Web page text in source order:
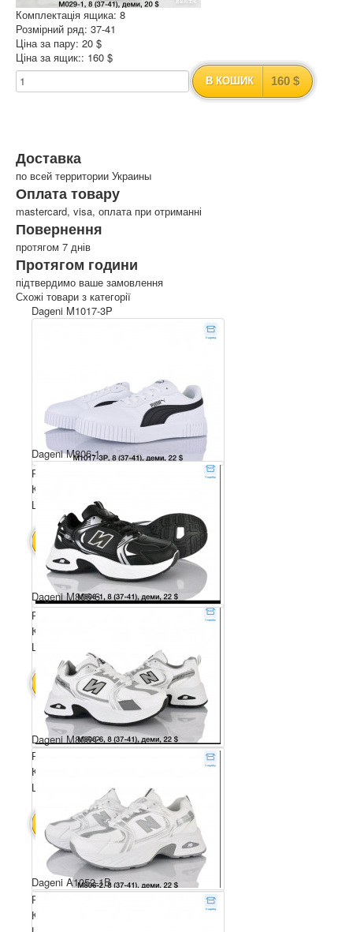
Комплектація ящика: 8
Розмірний ряд: 37-41
Ціна за пару: 20 $
Ціна за ящик:: 160 $
В КОШИК 160 $
Доставка
по всей территории Украины
Оплата товару
mastercard, visa, оплата при отриманні
Повернення
протягом 7 днів
Протягом години
підтвердимо ваше замовлення
Схожі товари з категорії
Dageni M1017-3P
Розмірний ряд: 37-41
Комплектація ящика: 8
Ціна за пару: 22 $
В КОШИК 176 $
Dageni M806-1
Розмірний ряд: 37-41
Комплектація ящика: 8
Ціна за пару: 22 $
В КОШИК 176 $
Dageni M806-6
Розмірний ряд: 37-41
Комплектація ящика: 8
Ціна за пару: 22 $
В КОШИК 176 $
Dageni M806-2
Розмірний ряд: 37-41
Комплектація ящика: 8
Dageni A1052-1B